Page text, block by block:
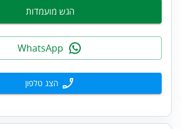
הגש מועמדות
הצג טלפון